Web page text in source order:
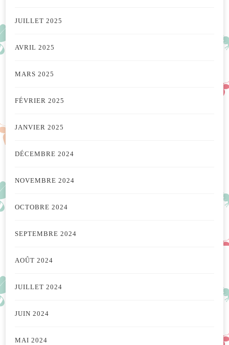
JUILLET 2025
AVRIL 2025
MARS 2025
FÉVRIER 2025
JANVIER 2025
DÉCEMBRE 2024
NOVEMBRE 2024
OCTOBRE 2024
SEPTEMBRE 2024
AOÛT 2024
JUILLET 2024
JUIN 2024
MAI 2024